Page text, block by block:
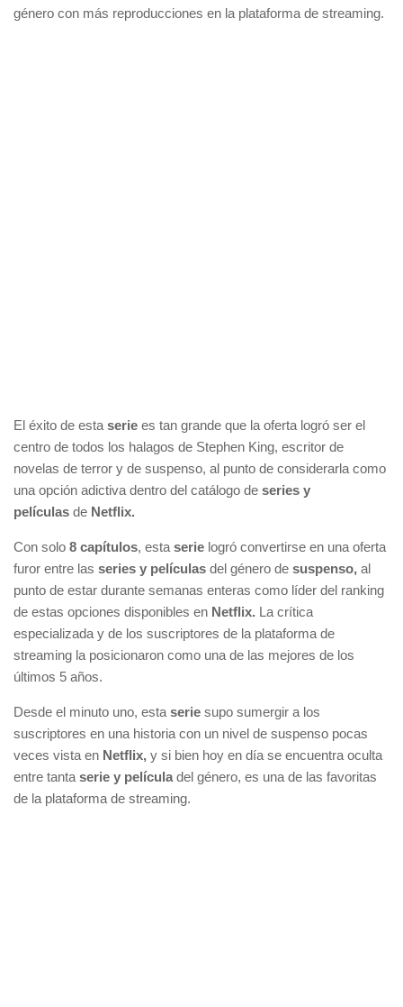
género con más reproducciones en la plataforma de streaming.
El éxito de esta serie es tan grande que la oferta logró ser el
centro de todos los halagos de Stephen King, escritor de
novelas de terror y de suspenso, al punto de considerarla como
una opción adictiva dentro del catálogo de series y
películas de Netflix.
Con solo 8 capítulos, esta serie logró convertirse en una oferta
furor entre las series y películas del género de suspenso, al
punto de estar durante semanas enteras como líder del ranking
de estas opciones disponibles en Netflix. La crítica
especializada y de los suscriptores de la plataforma de
streaming la posicionaron como una de las mejores de los
últimos 5 años.
Desde el minuto uno, esta serie supo sumergir a los
suscriptores en una historia con un nivel de suspenso pocas
veces vista en Netflix, y si bien hoy en día se encuentra oculta
entre tanta serie y película del género, es una de las favoritas
de la plataforma de streaming.